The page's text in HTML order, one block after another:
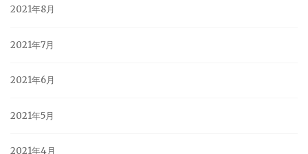
2021年8月
2021年7月
2021年6月
2021年5月
2021年4月